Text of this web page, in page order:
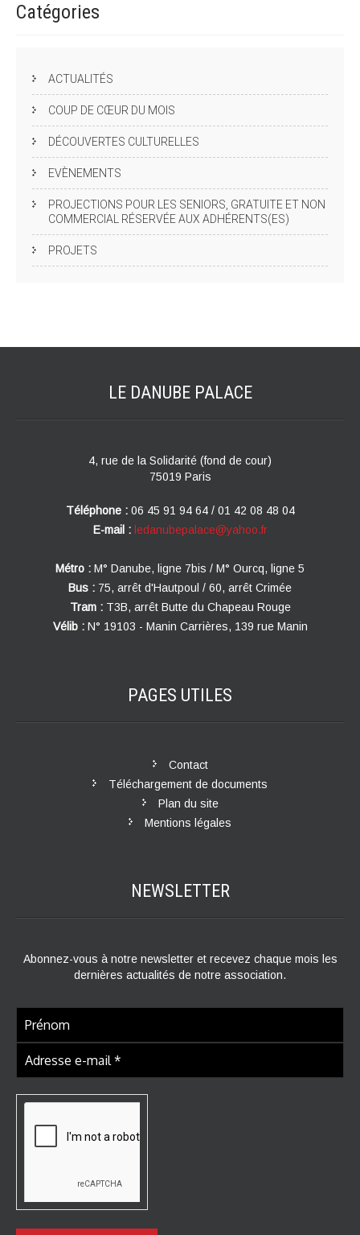
Catégories
ACTUALITÉS
COUP DE CŒUR DU MOIS
DÉCOUVERTES CULTURELLES
EVÈNEMENTS
PROJECTIONS POUR LES SENIORS, GRATUITE ET NON
COMMERCIAL RÉSERVÉE AUX ADHÉRENTS(ES)
PROJETS
LE DANUBE PALACE
4, rue de la Solidarité (fond de cour)
75019 Paris
Téléphone : 06 45 91 94 64 / 01 42 08 48 04
E-mail : ledanubepalace@yahoo.fr
Métro : M° Danube, ligne 7bis / M° Ourcq, ligne 5
Bus : 75, arrêt d'Hautpoul / 60, arrêt Crimée
Tram : T3B, arrêt Butte du Chapeau Rouge
Vélib : N° 19103 - Manin Carrières, 139 rue Manin
PAGES UTILES
Contact
Téléchargement de documents
Plan du site
Mentions légales
NEWSLETTER
Abonnez-vous à notre newsletter et recevez chaque mois les
dernières actualités de notre association.